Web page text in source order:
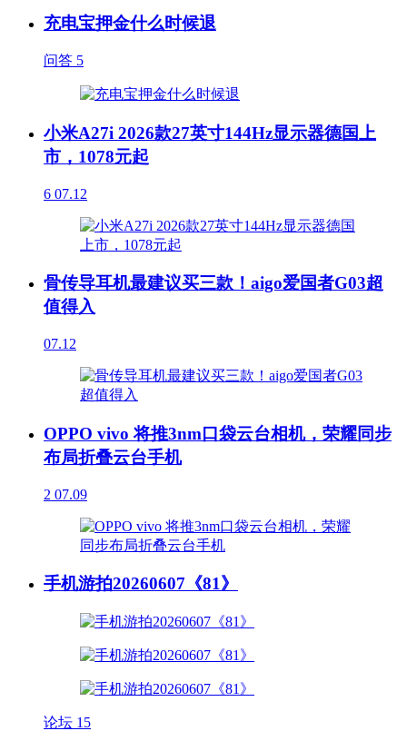
充电宝押金什么时候退
问答 5
小米A27i 2026款27英寸144Hz显示器德国上
市，1078元起
6 07.12
骨传导耳机最建议买三款！aigo爱国者G03超
值得入
07.12
OPPO vivo 将推3nm口袋云台相机，荣耀同步
布局折叠云台手机
2 07.09
手机游拍20260607《81》
论坛 15